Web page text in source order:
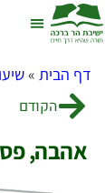
דף הבית»
הקודם
אהבה,